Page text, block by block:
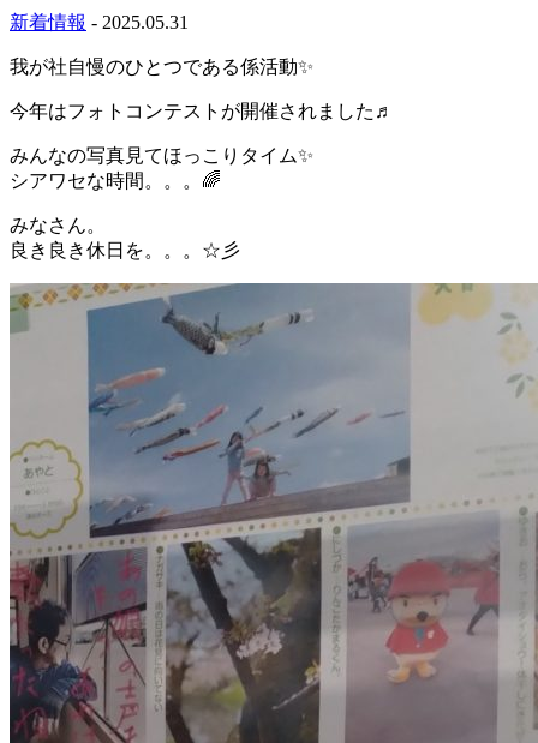
新着情報 - 2025.05.31
我が社自慢のひとつである係活動✨
今年はフォトコンテストが開催されました♬
みんなの写真見てほっこりタイム✨
シアワセな時間。。。🌈
みなさん。
良き良き休日を。。。☆彡